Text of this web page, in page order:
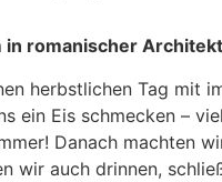
in romanischer
herbstlichen Tag mit
ein Eis schmecken –
Danach machten
wir auch drinnen,